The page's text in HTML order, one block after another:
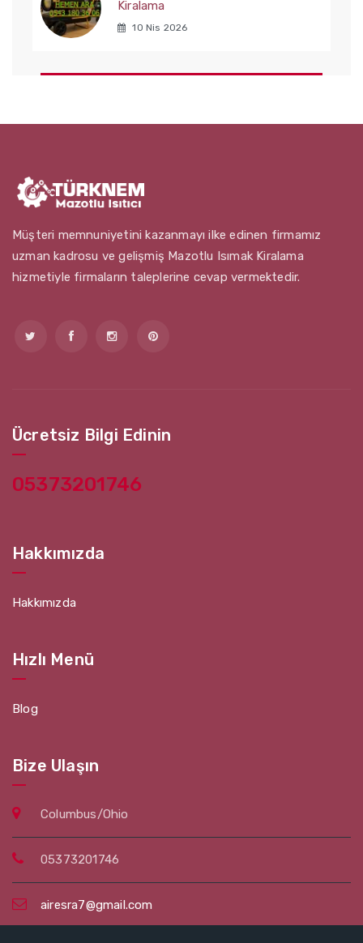
Kiralama
10 Nis 2026
Müşteri memnuniyetini kazanmayı ilke edinen firmamız
uzman kadrosu ve gelişmiş Mazotlu Isımak Kiralama
hizmetiyle firmaların taleplerine cevap vermektedir.
Ücretsiz Bilgi Edinin
05373201746
Hakkımızda
Hakkımızda
Hızlı Menü
Blog
Bize Ulaşın
Columbus/Ohio
05373201746
airesra7@gmail.com